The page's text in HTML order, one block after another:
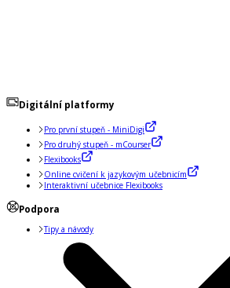
Digitální platformy
Pro první stupeň - MiniDigi
Pro druhý stupeň - mCourser
Flexibooks
Online cvičení k jazykovým učebnicím
Interaktivní učebnice Flexibooks
Podpora
Tipy a návody